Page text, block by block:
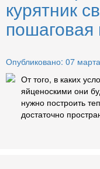
курятник
пошаговая
Опубликовано: 07
От того, в каких
яйценоскими они
нужно построить
достаточно